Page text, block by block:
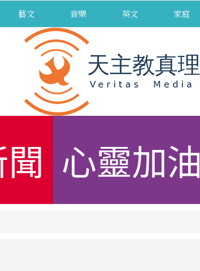
藝文 音樂 英文 家庭
心靈加油